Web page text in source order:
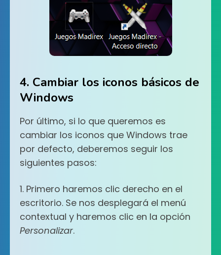
4. Cambiar los iconos básicos de
Windows
Por último, si lo que queremos es
cambiar los iconos que Windows trae
por defecto, deberemos seguir los
siguientes pasos:
1. Primero haremos clic derecho en el
escritorio. Se nos desplegará el menú
contextual y haremos clic en la opción
Personalizar.